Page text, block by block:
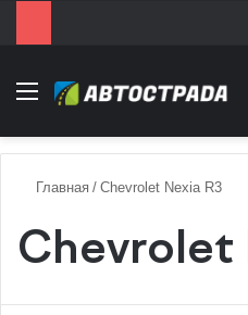
Menu
Главная / Chevrolet Nexia R3
Chevrolet